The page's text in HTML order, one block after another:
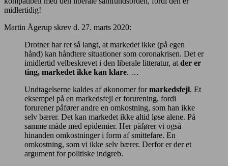
midlertidig!
Martin Ågerup skrev d. 27. marts 2020:
Drotner har ret så langt, at markedet ikke (på egen
hånd) kan håndtere situationer som coronakrisen. Det er
imidlertid velbeskrevet i den liberale litteratur, at der er
ting, markedet ikke kan klare. …
Undtagelserne kaldes af økonomer formarkedsfejl. Et
eksempel på en markedsfejl er forurening, fordi
forurener påfører andre en omkostning, som han ikke
selv bærer. Det kan markedet ikke altid løse alene. På
samme måde med epidemier. Her påfører vi også
hinanden omkostninger i form af smittefare. En
omkostning, som vi ikke selv bærer. Derfor er der et
argument for politiske indgreb.